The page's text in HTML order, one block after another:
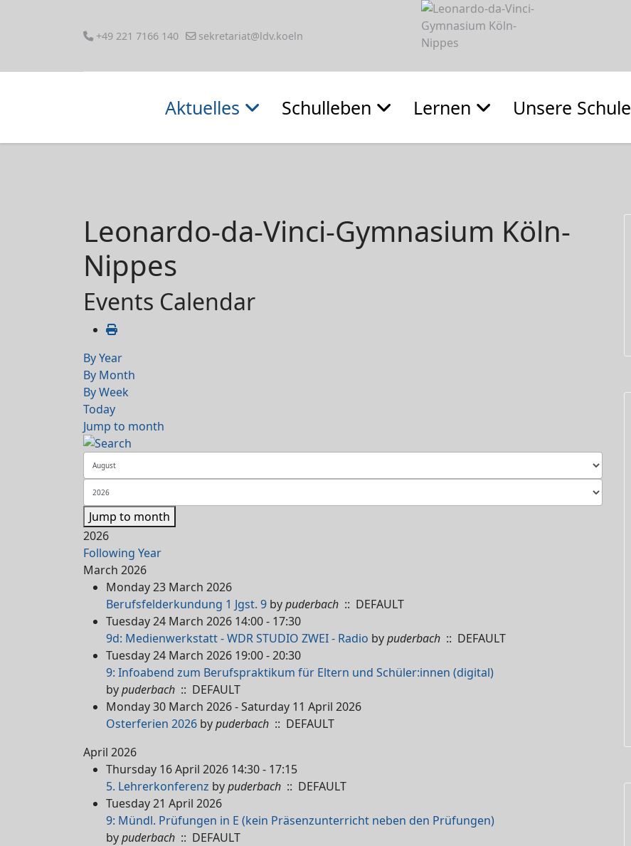
+49 221 7166 140 sekretariat@ldv.koeln
Aktuelles Schulleben Lernen Unsere Schule
Leonardo-da-Vinci-Gymnasium Köln-
Nippes
Events Calendar
By Year
By Month
By Week
Today
Jump to month
Jump to month
2026
Following Year
March 2026
Monday 23 March 2026
Berufsfelderkundung 1 Jgst. 9 bypuderbach :: DEFAULT
Tuesday 24 March 2026 14:00 - 17:30
9d: Medienwerkstatt - WDR STUDIO ZWEI - Radio bypuderbach :: DEFAULT
Tuesday 24 March 2026 19:00 - 20:30
9: Infoabend zum Berufspraktikum für Eltern und Schüler:innen (digital)
bypuderbach :: DEFAULT
Monday 30 March 2026 - Saturday 11 April 2026
Osterferien 2026 bypuderbach :: DEFAULT
April 2026
Thursday 16 April 2026 14:30 - 17:15
5. Lehrerkonferenz bypuderbach :: DEFAULT
Tuesday 21 April 2026
9: Mündl. Prüfungen in E (kein Präsenzunterricht neben den Prüfungen)
bypuderbach :: DEFAULT